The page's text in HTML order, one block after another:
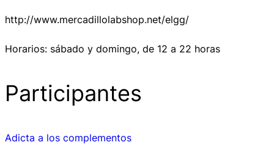
http://www.mercadillolabshop.net/elgg/
Horarios: sábado y domingo, de 12 a 22 horas
Participantes
Adicta a los complementos